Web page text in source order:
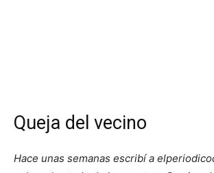
Queja del vecino
Hace unas semanas escribí a